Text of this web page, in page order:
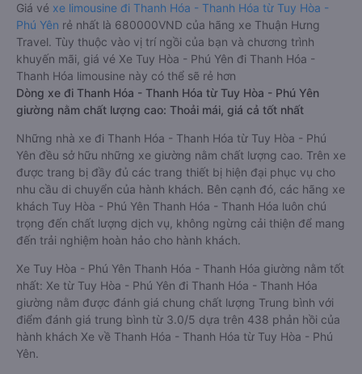
Giá vé xe limousine đi Thanh Hóa - Thanh Hóa từ Tuy Hòa -
Phú Yên rẻ nhất là 680000VND của hãng xe Thuận Hưng
Travel. Tùy thuộc vào vị trí ngồi của bạn và chương trình
khuyến mãi, giá vé Xe Tuy Hòa - Phú Yên đi Thanh Hóa -
Thanh Hóa limousine này có thể sẽ rẻ hơn
Dòng xe đi Thanh Hóa - Thanh Hóa từ Tuy Hòa - Phú Yên
giường nằm chất lượng cao: Thoải mái, giá cả tốt nhất
Những nhà xe đi Thanh Hóa - Thanh Hóa từ Tuy Hòa - Phú
Yên đều sở hữu những xe giường nằm chất lượng cao. Trên xe
được trang bị đầy đủ các trang thiết bị hiện đại phục vụ cho
nhu cầu di chuyển của hành khách. Bên cạnh đó, các hãng xe
khách Tuy Hòa - Phú Yên Thanh Hóa - Thanh Hóa luôn chú
trọng đến chất lượng dịch vụ, không ngừng cải thiện để mang
đến trải nghiệm hoàn hảo cho hành khách.
Xe Tuy Hòa - Phú Yên Thanh Hóa - Thanh Hóa giường nằm tốt
nhất: Xe từ Tuy Hòa - Phú Yên đi Thanh Hóa - Thanh Hóa
giường nằm được đánh giá chung chất lượng Trung bình với
điểm đánh giá trung bình từ 3.0/5 dựa trên 438 phản hồi của
hành khách Xe về Thanh Hóa - Thanh Hóa từ Tuy Hòa - Phú
Yên.